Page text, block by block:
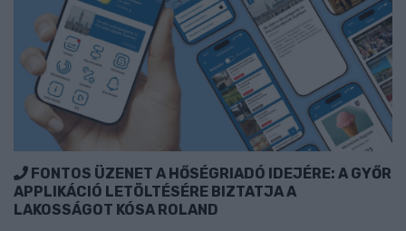
FONTOS ÜZENET A HŐSÉGRIADÓ IDEJÉRE: A GYŐR
APPLIKÁCIÓ LETÖLTÉSÉRE BIZTATJA A
LAKOSSÁGOT KÓSA ROLAND